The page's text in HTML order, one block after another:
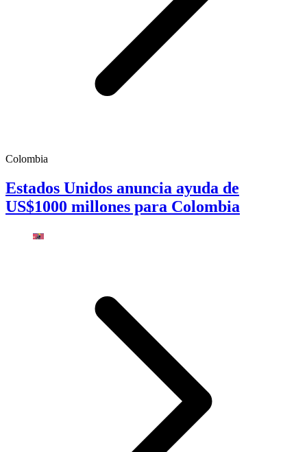
Colombia
Estados Unidos anuncia ayuda de
US$1000 millones para Colombia